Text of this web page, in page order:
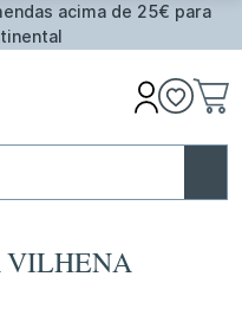
acima de 25€ para
VILHENA